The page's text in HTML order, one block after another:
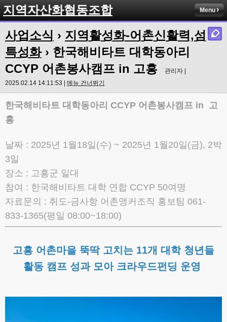
지역자산화협동조합 Menu
사업소식 › 지역활성화-어촌신활력,섬
특성화› 한국해비타트 대학동아리
CCYP 어촌봉사캠프 in 고흥
관리자 |
2025.02.14 14:11:53 | 메뉴 건너뛰기
한국해비타트 대학동아리 CCYP 어촌봉사캠프 in 고
흥
날짜 : 2025년 1월18일(수) ~ 2025년 1월20일(금), 2박
3일
장소 : 고흥군 일대
참여 : 한국해비타트 대학 연합 CCYP 50여명
자료문의 : 취도-금사항 어촌앵커조직 홍보팀 061-
833-1365(평일 08:00~18:00)
고흥 어촌마을 뚝딱 고치는 11개 대학 청년들
활동 캠프 성과 모아 크라우드펀딩 운영